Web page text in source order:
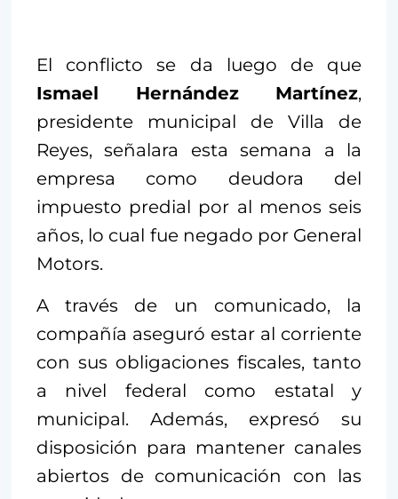
El conflicto se da luego de que
Ismael Hernández Martínez,
presidente municipal de Villa de
Reyes, señalara esta semana a la
empresa como deudora del
impuesto predial por al menos seis
años, lo cual fue negado por General
Motors.
A través de un comunicado, la
compañía aseguró estar al corriente
con sus obligaciones fiscales, tanto
a nivel federal como estatal y
municipal. Además, expresó su
disposición para mantener canales
abiertos de comunicación con las